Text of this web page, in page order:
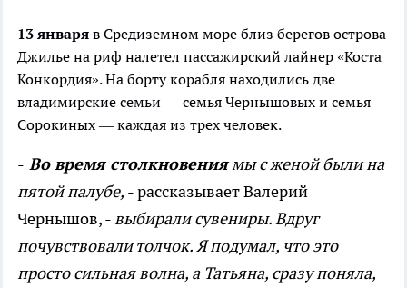
13 января в Средиземном море близ берегов острова
Джилье на риф налетел пассажирский лайнер «Коста
Конкордия». На борту корабля находились две
владимирские семьи — семья Чернышовых и семья
Сорокиных — каждая из трех человек.
- Во время столкновениямы с женой были на
пятой палубе, - рассказывает Валерий
Чернышов, -выбирали сувениры. Вдруг
почувствовали толчок. Я подумал, что это
просто сильная волна, а Татьяна, сразу поняла,